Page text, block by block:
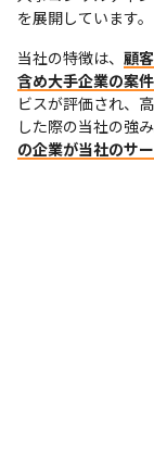
を展開しています。
当社の特徴は、 顧
含め大手企業の案
ビスが評価され、
した際の当社の強
の企業が当社のサ